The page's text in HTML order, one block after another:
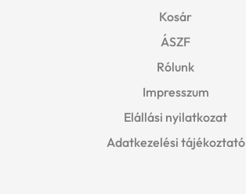
Kosár
ÁSZF
Rólunk
Impresszum
Elállási nyilatkozat
Adatkezelési tájékoztató